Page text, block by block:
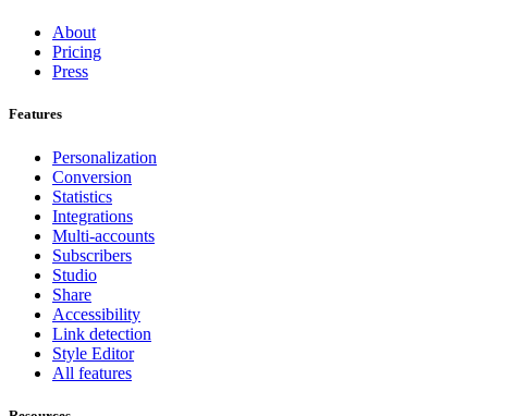
About
Pricing
Press
Features
Personalization
Conversion
Statistics
Integrations
Multi-accounts
Subscribers
Studio
Share
Accessibility
Link detection
Style Editor
All features